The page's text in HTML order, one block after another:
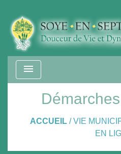
menu
ACCUEIL /VIE
EN